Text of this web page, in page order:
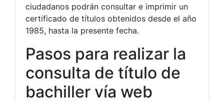
ciudadanos podrán consultar e imprimir un
certificado de títulos obtenidos desde el año
1985, hasta la presente fecha.
Pasos para realizar la
consulta de título de
bachiller vía web